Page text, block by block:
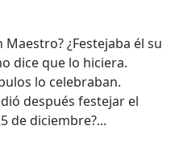
¿Festejaba él su
dice que lo hiciera.
lo celebraban.
después festejar el
de diciembre?...